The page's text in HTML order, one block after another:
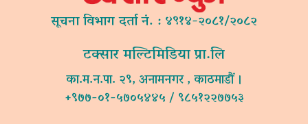
सूचना विभाग दर्ता नं. : ४९१४-२०८१/२०८२
टक्सार मल्टिमिडिया प्रा.लि
का.म.न.पा. २९, अनामनगर , काठमाडौं ।
+९७७-०१-५७०५४४५ / ९८५१२२७७५३